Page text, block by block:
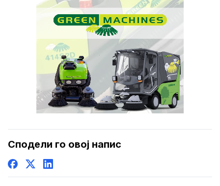
Сподели го овој напис